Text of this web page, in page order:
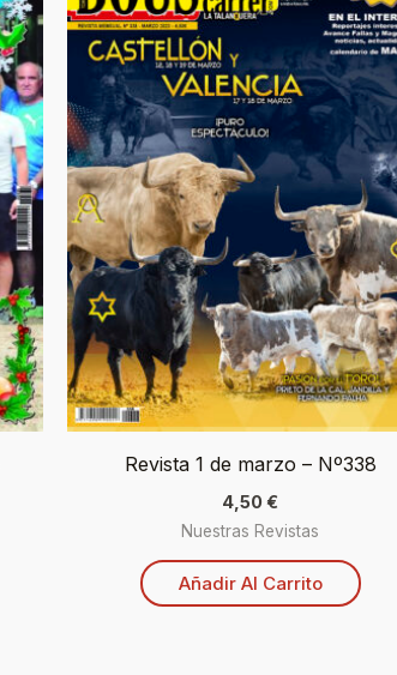
Revista 1 de marzo – Nº338
4,50€
Nuestras Revistas
Añadir Al Carrito